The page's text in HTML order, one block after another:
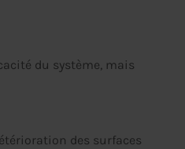
du système, mais
des surfaces